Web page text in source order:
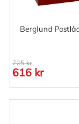
Berglund
725 kr
616 kr